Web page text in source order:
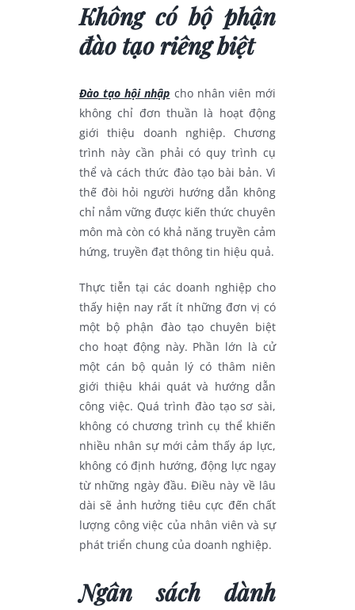
Không có bộ phận
đào tạo riêng biệt
Đào tạo hội nhập cho nhân viên mới
không chỉ đơn thuần là hoạt động
giới thiệu doanh nghiệp. Chương
trình này cần phải có quy trình cụ
thể và cách thức đào tạo bài bản. Vì
thế đòi hỏi người hướng dẫn không
chỉ nắm vững được kiến thức chuyên
môn mà còn có khả năng truyền cảm
hứng, truyền đạt thông tin hiệu quả.
Thực tiễn tại các doanh nghiệp cho
thấy hiện nay rất ít những đơn vị có
một bộ phận đào tạo chuyên biệt
cho hoạt động này. Phần lớn là cử
một cán bộ quản lý có thâm niên
giới thiệu khái quát và hướng dẫn
công việc. Quá trình đào tạo sơ sài,
không có chương trình cụ thể khiến
nhiều nhân sự mới cảm thấy áp lực,
không có định hướng, động lực ngay
từ những ngày đầu. Điều này về lâu
dài sẽ ảnh hưởng tiêu cực đến chất
lượng công việc của nhân viên và sự
phát triển chung của doanh nghiệp.
Ngân sách dành